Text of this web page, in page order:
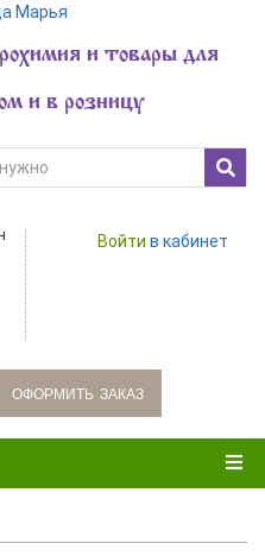
и товары для
и в розницу
Войти в кабинет
oформить заказ